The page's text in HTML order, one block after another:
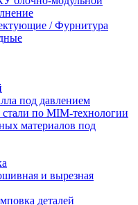
/ Фурнитура
под давлением
по MIM-технологии
материалов под
и вырезная
деталей